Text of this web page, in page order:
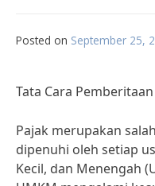
Posted on September 25,
Tata Cara
Pajak merupakan
dipenuhi oleh setiap
Kecil, dan Menengah